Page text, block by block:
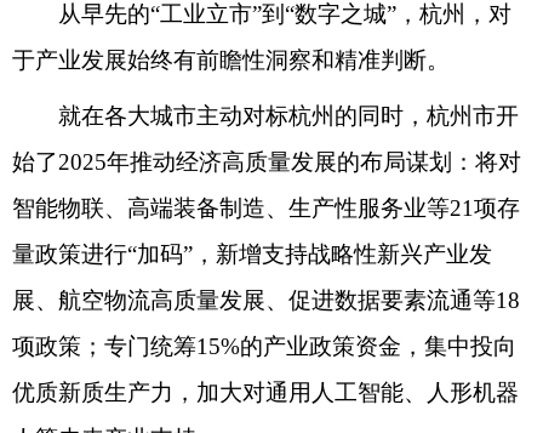
从早先的“工业立市”到“数字之城”，杭州，对
于产业发展始终有前瞻性洞察和精准判断。
就在各大城市主动对标杭州的同时，杭州市开
始了2025年推动经济高质量发展的布局谋划：将对
智能物联、高端装备制造、生产性服务业等21项存
量政策进行“加码”，新增支持战略性新兴产业发
展、航空物流高质量发展、促进数据要素流通等18
项政策；专门统筹15%的产业政策资金，集中投向
优质新质生产力，加大对通用人工智能、人形机器